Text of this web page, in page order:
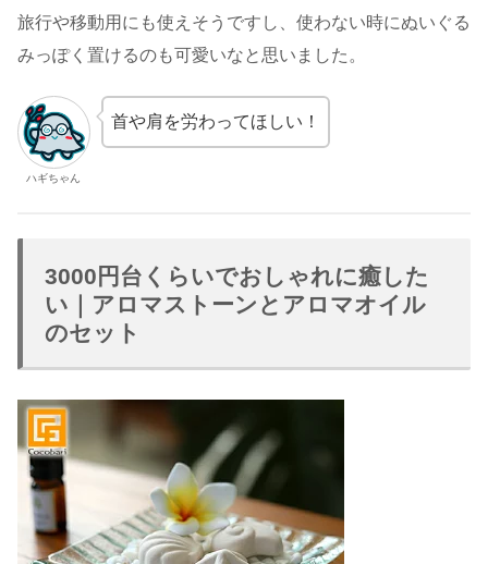
旅行や移動用にも使えそうですし、使わない時にぬいぐる
みっぽく置けるのも可愛いなと思いました。
ハギちゃん
首や肩を労わってほしい！
3000円台くらいでおしゃれに癒した
い｜アロマストーンとアロマオイル
のセット